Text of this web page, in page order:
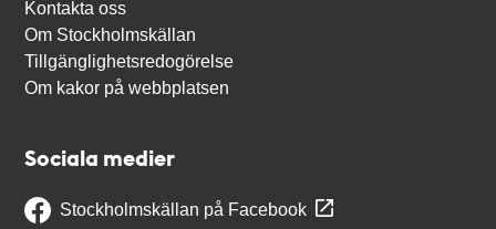
Kontakta oss
Om Stockholmskällan
Tillgänglighetsredogörelse
Om kakor på webbplatsen
Sociala medier
Stockholmskällan på Facebook